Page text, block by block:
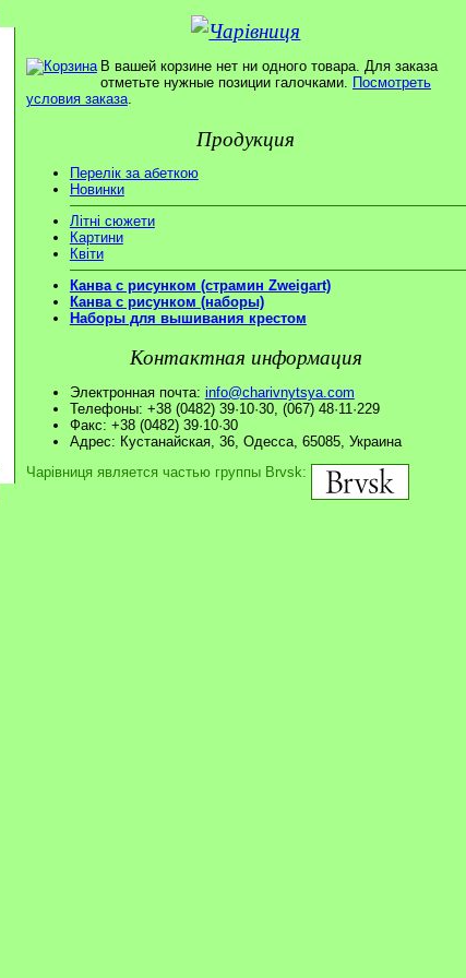
В вашей корзине нет ни одного товара. Для заказа
отметьте нужные позиции галочками. Посмотреть
условия заказа.
Продукция
Перелік за абеткою
Новинки
Літні сюжети
Картини
Квіти
Канва с рисунком (страмин Zweigart)
Канва с рисунком (наборы)
Наборы для вышивания крестом
Контактная информация
Электронная почта: info@charivnytsya.com
Телефоны: +38 (0482) 39·10·30, (067) 48·11·229
Факс: +38 (0482) 39·10·30
Адрес: Кустанайская, 36, Одесса, 65085, Украина
Чарівниця является частью группы Brvsk: